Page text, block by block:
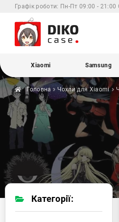
Графік роботи: Пн-Пт 09:00 - 21:00
Xiaomi Samsung
Головна Чохли дляXiaomi
Категорії: